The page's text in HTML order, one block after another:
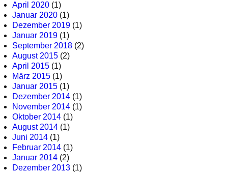
April 2020 (1)
Januar 2020 (1)
Dezember 2019 (1)
Januar 2019 (1)
September 2018 (2)
August 2015 (2)
April 2015 (1)
März 2015 (1)
Januar 2015 (1)
Dezember 2014 (1)
November 2014 (1)
Oktober 2014 (1)
August 2014 (1)
Juni 2014 (1)
Februar 2014 (1)
Januar 2014 (2)
Dezember 2013 (1)